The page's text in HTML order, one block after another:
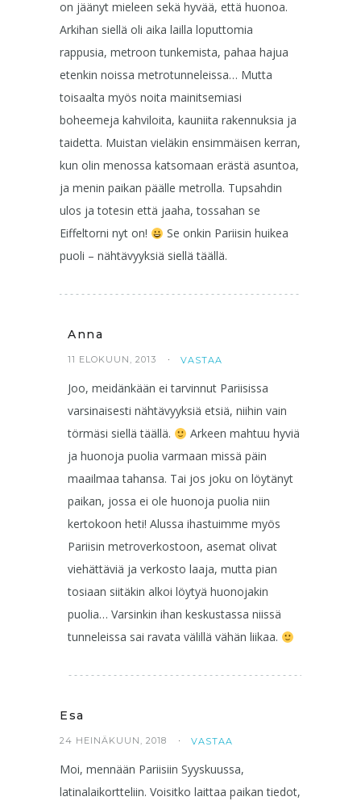
on jäänyt mieleen sekä hyvää, että huonoa.
Arkihan siellä oli aika lailla loputtomia
rappusia, metroon tunkemista, pahaa hajua
etenkin noissa metrotunneleissa… Mutta
toisaalta myös noita mainitsemiasi
boheemeja kahviloita, kauniita rakennuksia ja
taidetta. Muistan vieläkin ensimmäisen kerran,
kun olin menossa katsomaan erästä asuntoa,
ja menin paikan päälle metrolla. Tupsahdin
ulos ja totesin että jaaha, tossahan se
Eiffeltorni nyt on!
Se onkin Pariisin huikea
puoli – nähtävyyksiä siellä täällä.
Anna
11 ELOKUUN, 2013 VASTAA
Joo, meidänkään ei tarvinnut Pariisissa
varsinaisesti nähtävyyksiä etsiä, niihin vain
törmäsi siellä täällä.
Arkeen mahtuu hyviä
ja huonoja puolia varmaan missä päin
maailmaa tahansa. Tai jos joku on löytänyt
paikan, jossa ei ole huonoja puolia niin
kertokoon heti! Alussa ihastuimme myös
Pariisin metroverkostoon, asemat olivat
viehättäviä ja verkosto laaja, mutta pian
tosiaan siitäkin alkoi löytyä huonojakin
puolia… Varsinkin ihan keskustassa niissä
tunneleissa sai ravata välillä vähän liikaa.
Esa
24 HEINÄKUUN, 2018 VASTAA
Moi, mennään Pariisiin Syyskuussa,
latinalaikortteliin. Voisitko laittaa paikan tiedot,